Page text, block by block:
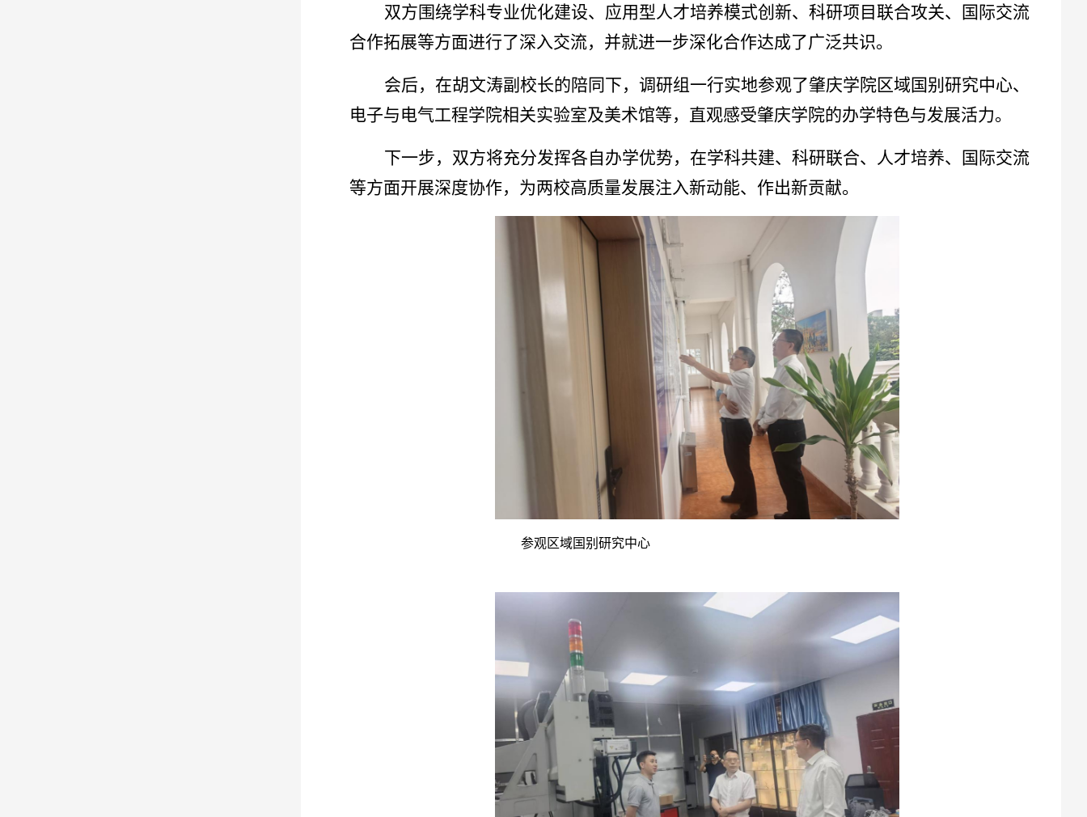
双方围绕学科专业优化建设、应用型人才培养模式创新、科研项目联合攻关、国际交流
合作拓展等方面进行了深入交流，并就进一步深化合作达成了广泛共识。
会后，在胡文涛副校长的陪同下，调研组一行实地参观了肇庆学院区域国别研究中心、
电子与电气工程学院相关实验室及美术馆等，直观感受肇庆学院的办学特色与发展活力。
下一步，双方将充分发挥各自办学优势，在学科共建、科研联合、人才培养、国际交流
等方面开展深度协作，为两校高质量发展注入新动能、作出新贡献。
参观区域国别研究中心